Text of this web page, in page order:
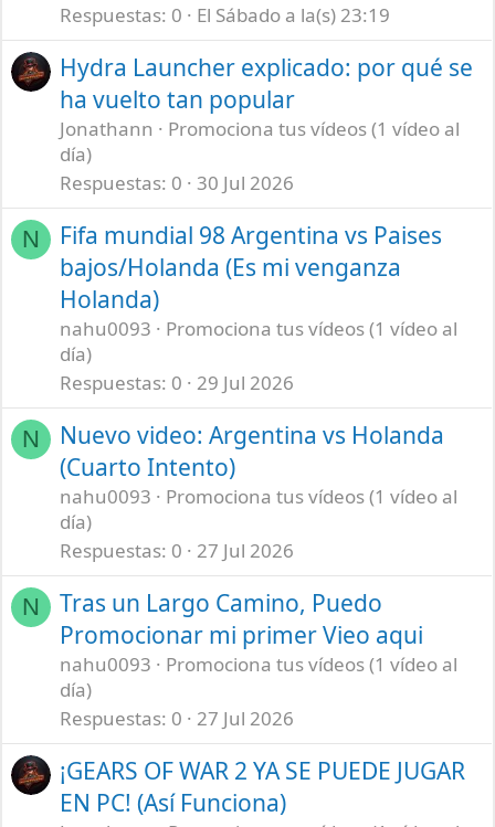
Respuestas 0 El Sábado a la(s) 23:19
Hydra Launcher explicado: por qué se
ha vuelto tan popular
Jonathann
Promociona tus vídeos (1 vídeo al
día)
Respuestas 0 30 Jul 2026
N
Fifa mundial 98 Argentina vs Paises
bajos/Holanda (Es mi venganza
Holanda)
nahu0093
Promociona tus vídeos (1 vídeo al
día)
Respuestas 0 29 Jul 2026
N
Nuevo video: Argentina vs Holanda
(Cuarto Intento)
nahu0093
Promociona tus vídeos (1 vídeo al
día)
Respuestas 0 27 Jul 2026
N
Tras un Largo Camino, Puedo
Promocionar mi primer Vieo aqui
nahu0093
Promociona tus vídeos (1 vídeo al
día)
Respuestas 0 27 Jul 2026
¡GEARS OF WAR 2 YA SE PUEDE JUGAR
EN PC! (Así Funciona)